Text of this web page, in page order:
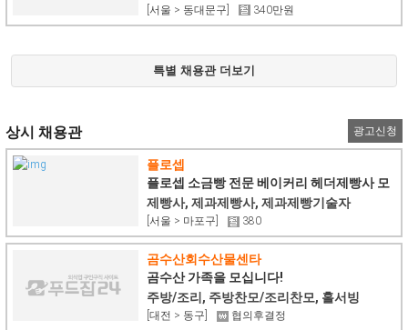
[서울 > 동대문구] 340만원
특별 채용관 더보기
상시 채용관 광고신청
플로셉
플로셉 소금빵 전문 베이커리 헤더제빵사 모
집
제빵사, 제과제빵사, 제과제빵기술자
[서울 > 마포구] 380
곰수산회수산물센타
곰수산 가족을 모십니다!
주방/조리, 주방찬모/조리찬모, 홀서빙
[대전 > 동구] 협의후결정